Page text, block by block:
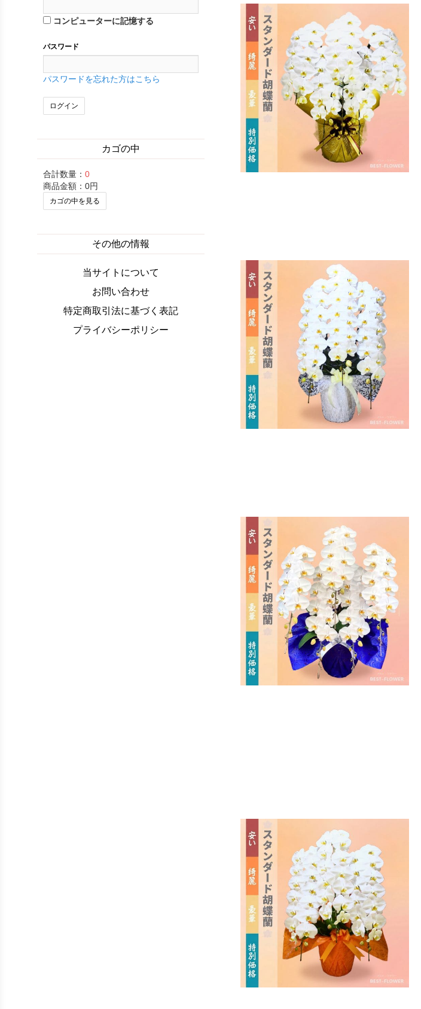
コンピューターに記憶する
パスワード
パスワードを忘れた方はこちら
カゴの中
合計数量： 0
商品金額： 0円
カゴの中を見る
その他の情報
当サイトについて
お問い合わせ
特定商取引法に基づく表記
プライバシーポリシー